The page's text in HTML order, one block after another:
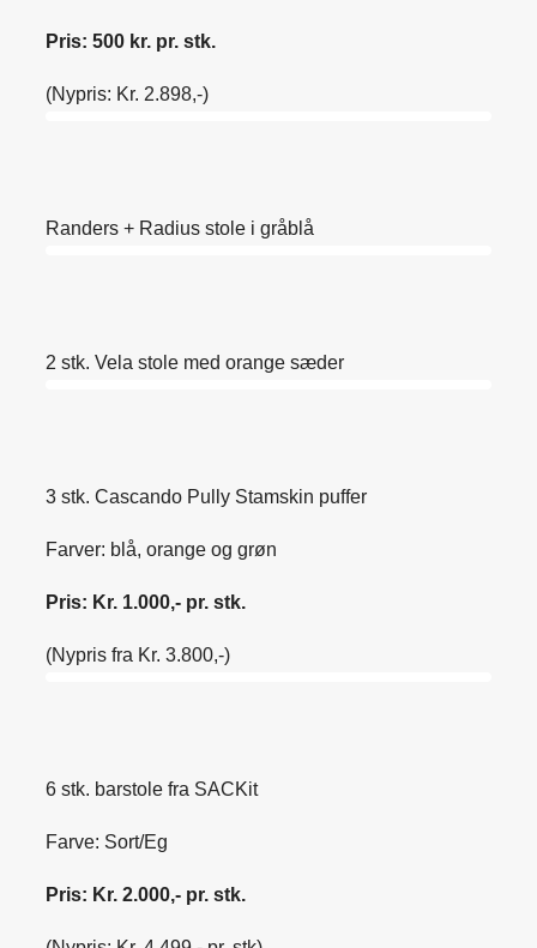
Pris: 500 kr. pr. stk.
(Nypris: Kr. 2.898,-)
Randers + Radius stole i gråblå
2 stk. Vela stole med orange sæder
3 stk. Cascando Pully Stamskin puffer
Farver: blå, orange og grøn
Pris: Kr. 1.000,- pr. stk.
(Nypris fra Kr. 3.800,-)
6 stk. barstole fra SACKit
Farve: Sort/Eg
Pris: Kr. 2.000,- pr. stk.